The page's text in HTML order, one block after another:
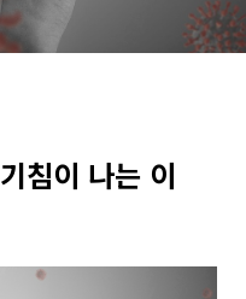
침이 나는 이